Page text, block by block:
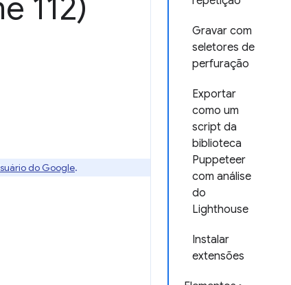
Gravar com
seletores de
perfuração
Exportar
como um
script da
biblioteca
Puppeteer
com análise
do
Lighthouse
Instalar
extensões
112)
do Google.